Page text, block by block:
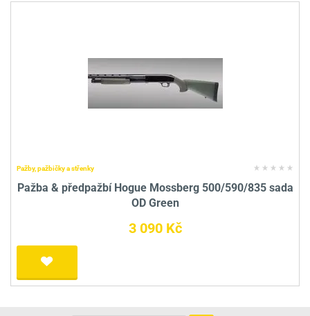
Pažby, pažbičky a střenky
Pažba & předpažbí Hogue Mossberg 500/590/835 sada
OD Green
3 090 Kč